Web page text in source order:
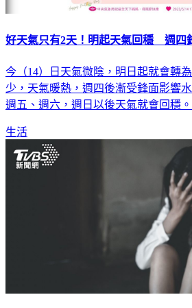
好天氣只有2天！明起天氣回穩 週四
今（14）日天氣微陰，明日起就會轉
少，天氣暖熱，週四後漸受鋒面影響
週五、週六，週日以後天氣就會回穩。
生活